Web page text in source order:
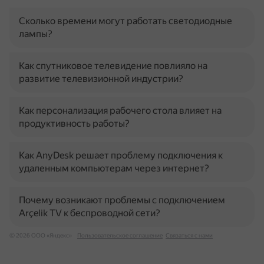
Сколько времени могут работать светодиодные
лампы?
Как спутниковое телевидение повлияло на
развитие телевизионной индустрии?
Как персонализация рабочего стола влияет на
продуктивность работы?
Как AnyDesk решает проблему подключения к
удаленным компьютерам через интернет?
Почему возникают проблемы с подключением
Arçelik TV к беспроводной сети?
© 2026 ООО «Яндекс» Пользовательское соглашение Связаться с нами